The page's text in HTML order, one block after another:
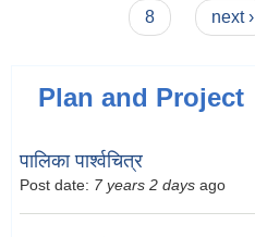
8
next ›
Plan and Project
पालिका पार्श्वचित्र
Post date: 7 years 2 days ago